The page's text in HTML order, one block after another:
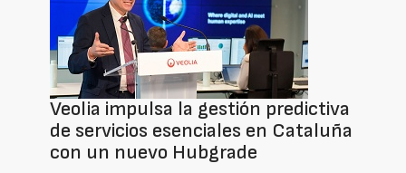
Veolia impulsa la gestión predictiva
de servicios esenciales en Cataluña
con un nuevo Hubgrade